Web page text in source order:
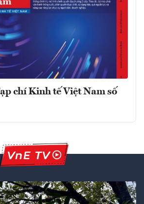
chí Kinh tế Việt Nam số